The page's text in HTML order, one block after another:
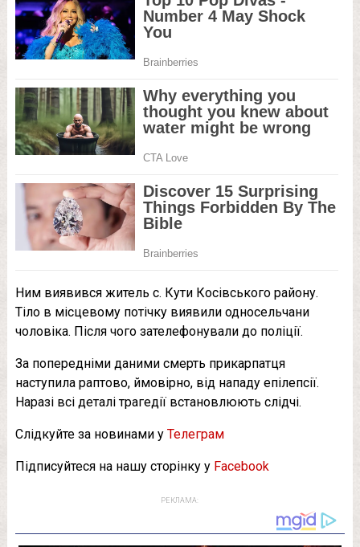
Ним виявився житель с. Кути Косівського району.
Тіло в місцевому потічку виявили односельчани
чоловіка. Після чого зателефонували до поліції.
За попередніми даними смерть прикарпатця
наступила раптово, ймовірно, від нападу епілепсії.
Наразі всі деталі трагедії встановлюють слідчі.
Слідкуйте за новинами у Телеграм
Підписуйтеся на нашу сторінку у Facebook
РЕКЛАМА: